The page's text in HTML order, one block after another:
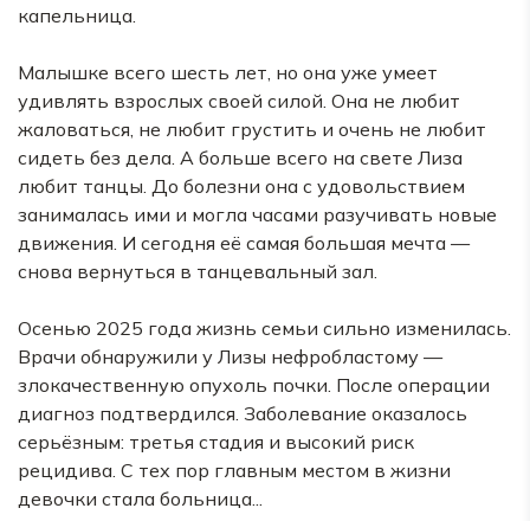
капельница.
Малышке всего шесть лет, но она уже умеет
удивлять взрослых своей силой. Она не любит
жаловаться, не любит грустить и очень не любит
сидеть без дела. А больше всего на свете Лиза
любит танцы. До болезни она с удовольствием
занималась ими и могла часами разучивать новые
движения. И сегодня её самая большая мечта —
снова вернуться в танцевальный зал.
Осенью 2025 года жизнь семьи сильно изменилась.
Врачи обнаружили у Лизы нефробластому —
злокачественную опухоль почки. После операции
диагноз подтвердился. Заболевание оказалось
серьёзным: третья стадия и высокий риск
рецидива. С тех пор главным местом в жизни
девочки стала больница...